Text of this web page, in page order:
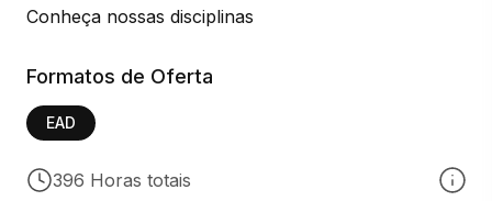
Conheça nossas disciplinas
Formatos de Oferta
EAD
396 Horas totais